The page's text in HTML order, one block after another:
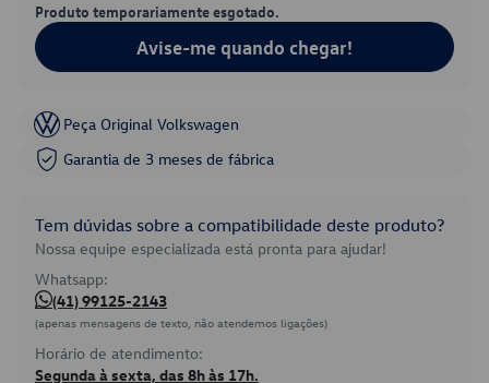
Produto temporariamente esgotado.
Avise-me quando chegar!
Peça Original Volkswagen
Garantia de 3 meses de fábrica
Tem dúvidas sobre a compatibilidade deste produto?
Nossa equipe especializada está pronta para ajudar!
Whatsapp:
(41) 99125-2143
(apenas mensagens de texto, não atendemos ligações)
Horário de atendimento:
Segunda à sexta, das 8h às 17h.